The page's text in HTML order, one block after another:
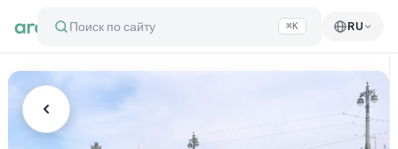
Поиск по сайту ⌘K RU